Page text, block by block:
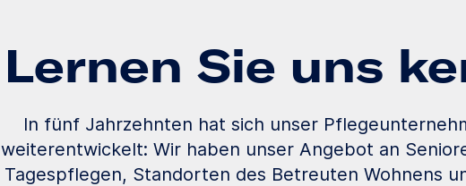
Lernen Sie uns
In fünf Jahrzehnten hat sich unser
weiterentwickelt: Wir haben unser Angebot an
Tagespflegen, Standorten des Betreuten Wohnens